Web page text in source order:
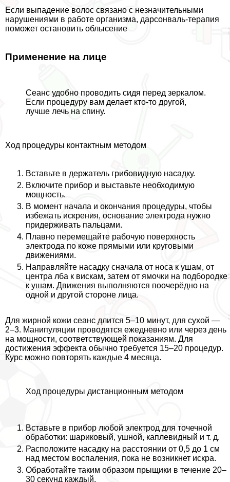
Если выпадение волос связано с незначительными
нарушениями в работе организма, дарсонваль-терапия
поможет остановить облысение
Применение на лице
Сеанс удобно проводить сидя перед зеркалом.
Если процедуру вам делает кто-то другой,
лучше лечь на спину.
Ход процедуры контактным методом
Вставьте в держатель грибовидную насадку.
Включите прибор и выставьте необходимую
мощность.
В момент начала и окончания процедуры, чтобы
избежать искрения, основание электрода нужно
придерживать пальцами.
Плавно перемещайте рабочую поверхность
электрода по коже прямыми или круговыми
движениями.
Направляйте насадку сначала от носа к ушам, от
центра лба к вискам, затем от ямочки на подбородке
к ушам. Движения выполняются поочерёдно на
одной и другой стороне лица.
Для жирной кожи сеанс длится 5–10 минут, для сухой —
2–3. Манипуляции проводятся ежедневно или через день
на мощности, соответствующей показаниям. Для
достижения эффекта обычно требуется 15–20 процедур.
Курс можно повторять каждые 4 месяца.
Ход процедуры дистанционным методом
Вставьте в прибор любой электрод для точечной
обработки: шариковый, ушной, каплевидный и т. д.
Расположите насадку на расстоянии от 0,5 до 1 см
над местом воспаления, пока не возникнет искра.
Обработайте таким образом прыщики в течение 20–
30 секунд каждый.